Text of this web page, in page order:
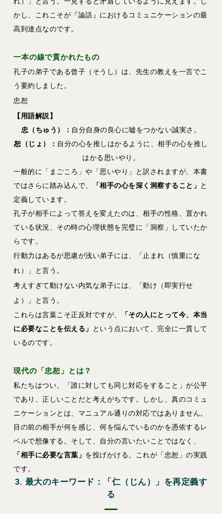
かし、これこそが『論語』におけるコミュニケーションの最
高到達点なのです。
一本の線で貫かれたもの
孔子の弟子である曾子（そうし）は、先生の教えを一言でこ
う要約しました。
忠恕
【用語解説】
忠（ちゅう）： 自分自身の良心に嘘をつかない誠実さ。
恕（じょ）： 自分の心を推しはかるように、相手の心を推し
はかる思いやり。
一般的に「まごころ」や「思いやり」と訳されますが、本書
ではさらに踏み込んで、
「相手の心を深く洞察すること」 と
定義しています。
孔子が相手によって答えを変えたのは、相手の性格、置かれ
ている状況、その時の心理状態を完璧に「洞察」していたか
らです。
行動力はあるが思慮が浅い弟子には、「止まれ（慎重にな
れ）」と言う。
考えすぎて動けない内気な弟子には、「動け（即実行せ
よ）」と言う。
これらは言葉こそ正反対ですが、
「その人にとって今、本当
に必要なことを伝える」
という点において、完全に一貫して
いるのです。
現代の「忠恕」とは？
私たちはつい、「誰に対しても同じ対応をすること」が公平
であり、正しいことだと考えがちです。しかし、真のコミュ
ニケーションとは、マニュアル通りの対応ではありません。
目の前の相手が何を感じ、何を悩んでいるのかを憑依するレ
ベルで想像する。そして、自分の言いたいことではなく、
「相手に必要な言葉」 を投げかける。これが「忠恕」の実践
です。
3. 最大のキーワード：「仁（じん）」を再定義す
る